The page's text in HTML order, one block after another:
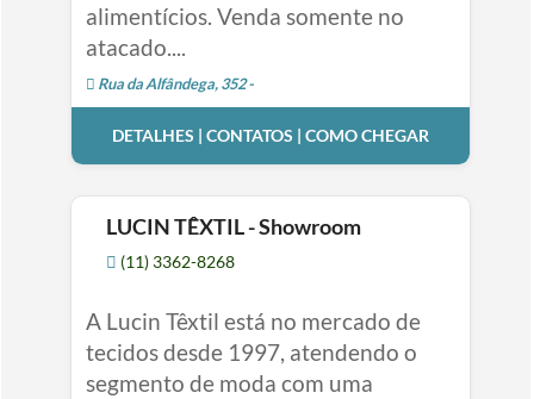
alimentícios. Venda somente no
atacado....
Rua da Alfândega, 352 -
DETALHES | CONTATOS | COMO CHEGAR
LUCIN TÊXTIL - Showroom
(11) 3362-8268
A Lucin Têxtil está no mercado de
tecidos desde 1997, atendendo o
segmento de moda com uma